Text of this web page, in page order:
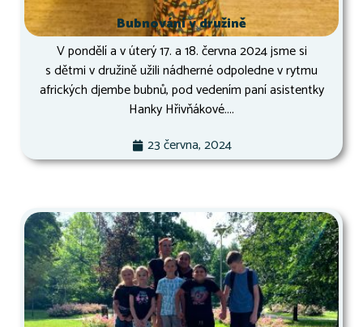
Bubnování v družině
V pondělí a v úterý 17. a 18. června 2024 jsme si
s dětmi v družině užili nádherné odpoledne v rytmu
afrických djembe bubnů, pod vedením paní asistentky
Hanky Hřivňákové....
23 června, 2024